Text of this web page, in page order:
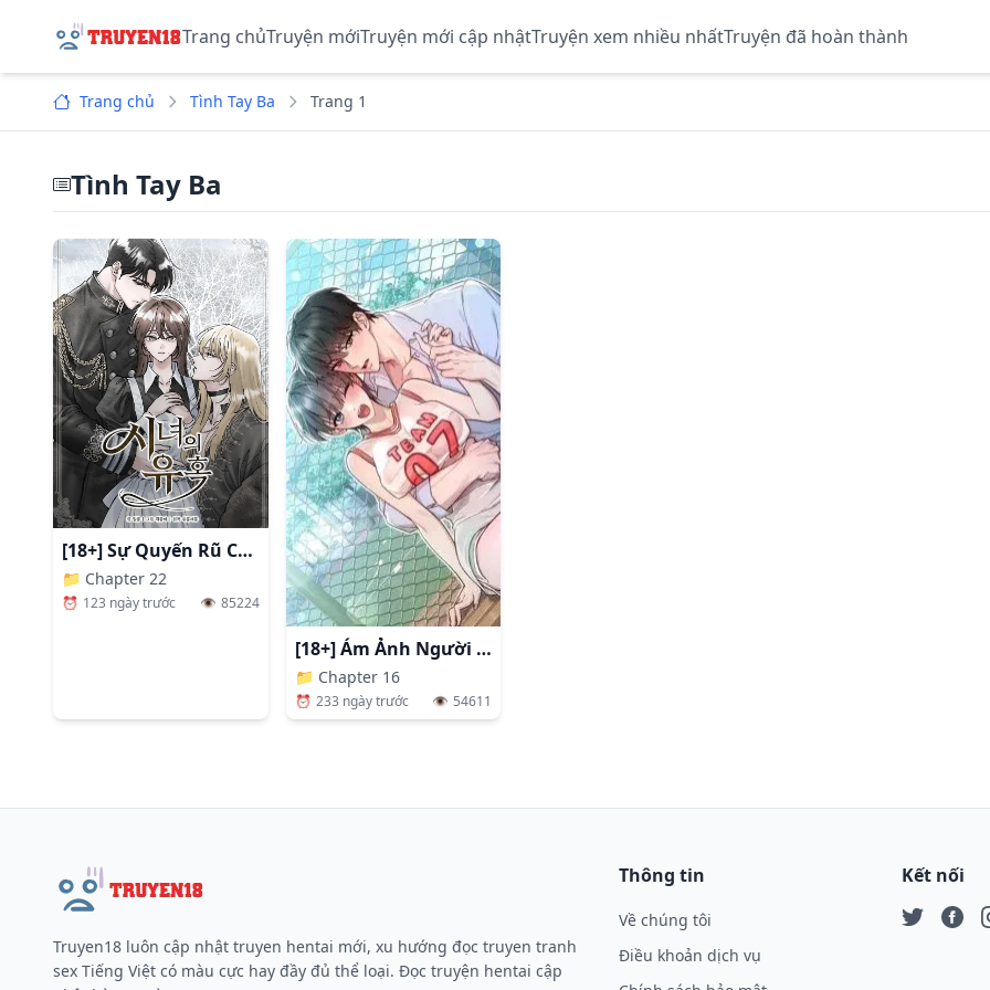
Trang chủTruyện mớiTruyện mới cập nhậtTruyện xem nhiều nhấtTruyện đã hoàn thành
Trang chủ Tình Tay Ba Trang 1
Tình Tay Ba
[18+] Sự Quyến Rũ Của Hầu Nữ
📁 Chapter 22
⏰ 123 ngày trước 👁️ 85224
[18+] Ám Ảnh Người Anh
📁 Chapter 16
⏰ 233 ngày trước 👁️ 54611
Truyen18 luôn cập nhật truyen hentai mới, xu hướng đọc truyen tranh
sex Tiếng Việt có màu cực hay đầy đủ thể loại. Đọc truyện hentai cập
Thông tin
Về chúng tôi
Điều khoản dịch vụ
Kết nối